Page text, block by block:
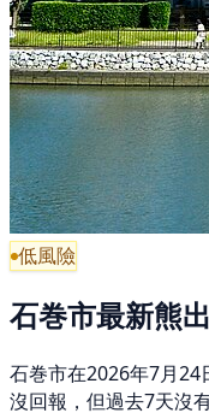
低風險
石巻市最新熊
石巻市在2026年7月24
沒回報，但過去7天沒